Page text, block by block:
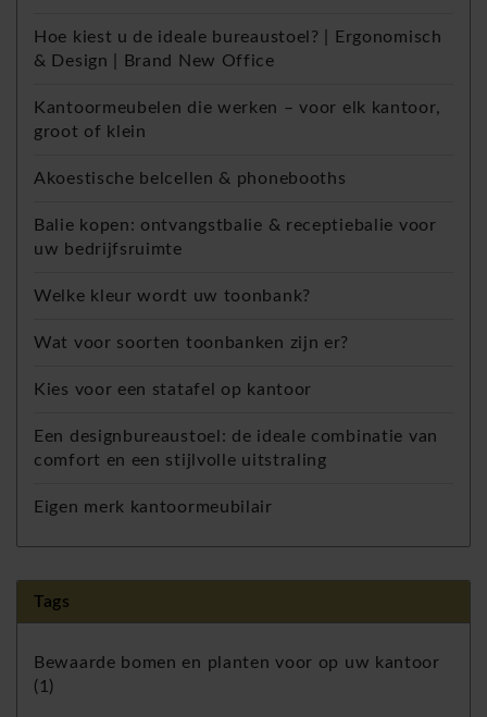
Hoe kiest u de ideale bureaustoel? | Ergonomisch
& Design | Brand New Office
Kantoormeubelen die werken – voor elk kantoor,
groot of klein
Akoestische belcellen & phonebooths
Balie kopen: ontvangstbalie & receptiebalie voor
uw bedrijfsruimte
Welke kleur wordt uw toonbank?
Wat voor soorten toonbanken zijn er?
Kies voor een statafel op kantoor
Een designbureaustoel: de ideale combinatie van
comfort en een stijlvolle uitstraling
Eigen merk kantoormeubilair
Tags
Bewaarde bomen en planten voor op uw kantoor
(1)